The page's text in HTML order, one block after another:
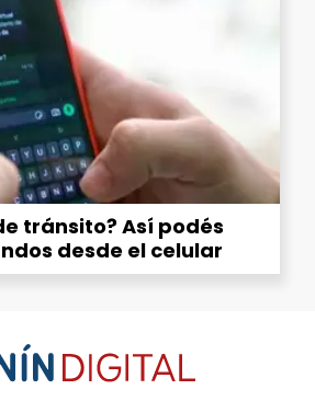
tránsito? Así podés
desde el celular